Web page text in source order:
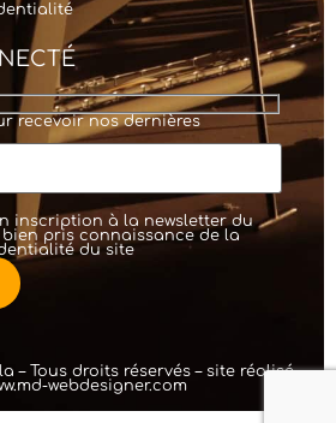
recevoir nos dernières
inscription à la newsletter du
pris connaissance de la
du site
– Tous droits réservés – site réalisé
webdesigner.com
WordPress